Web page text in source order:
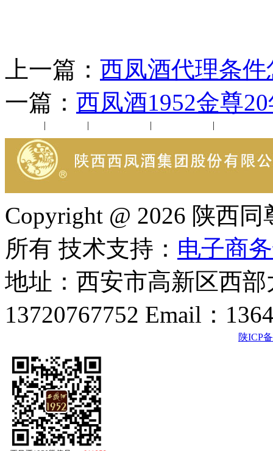
上一篇： 西凤酒代理条
一篇： 西凤酒1952金尊
| | | |
Copyright @ 2026 陕西
所有 技术支持： 电子商
地址：西安市高新区西
13720767752 Email：
陕ICP